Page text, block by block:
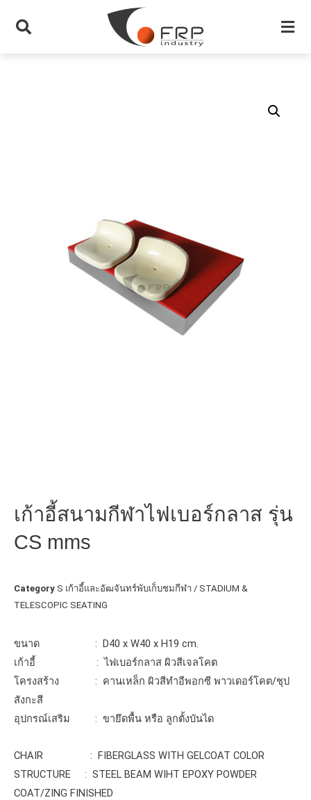
เก้าอี้สนามกีฬาไฟเบอร์กลาส รุ่น
CS mms
Category S เก้าอี้และอัฒจันทร์พับเก็บชมกีฬา / STADIUM &
TELESCOPIC SEATING
ขนาด : D40 x W40 x H19 cm.
เก้าอี้ : ไฟเบอร์กลาส ผิวสีเจลโคต
โครงสร้าง : คานเหล็ก ผิวสีทำอีพอกซี พาวเดอร์โคต/ชุป
สังกะสี
อุปกรณ์เสริม : ขายึดพื้น หรือ ลูกตั้งบันได
CHAIR : FIBERGLASS WITH GELCOAT COLOR
STRUCTURE : STEEL BEAM WIHT EPOXY POWDER
COAT/ZING FINISHED